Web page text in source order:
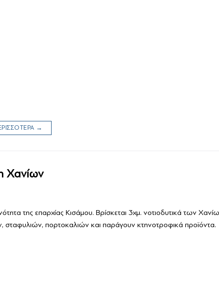
→
Χανίων
της επαρχίας Κισάμου. Βρίσκεται 3χμ. νοτιοδυτικά των
σταφυλιών, πορτοκαλιών και παράγουν κτηνοτροφικά προϊόντα.